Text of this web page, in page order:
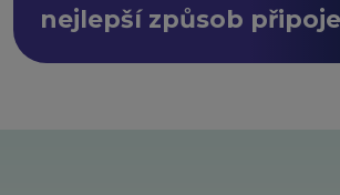
nejlepší způsob